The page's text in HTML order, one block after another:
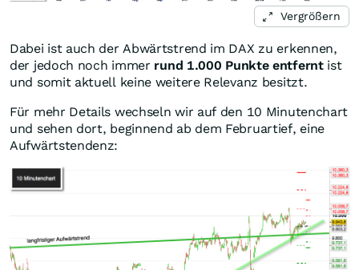
Vergrößern
Dabei ist auch der Abwärtstrend im DAX zu erkennen,
der jedoch noch immer rund 1.000 Punkte entferntist
und somit aktuell keine weitere Relevanz besitzt.
Für mehr Details wechseln wir auf den 10 Minutenchart
und sehen dort, beginnend ab dem Februartief, eine
Aufwärtstendenz: